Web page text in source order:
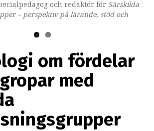
och redaktör för Särskilda
– perspektiv på lärande, stöd och
som ges ut av Lärarförlaget.
om fördelar
med